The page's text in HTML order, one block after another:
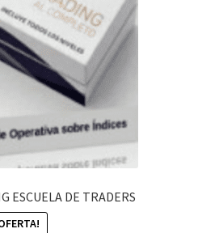
ESCUELA DE TRADERS